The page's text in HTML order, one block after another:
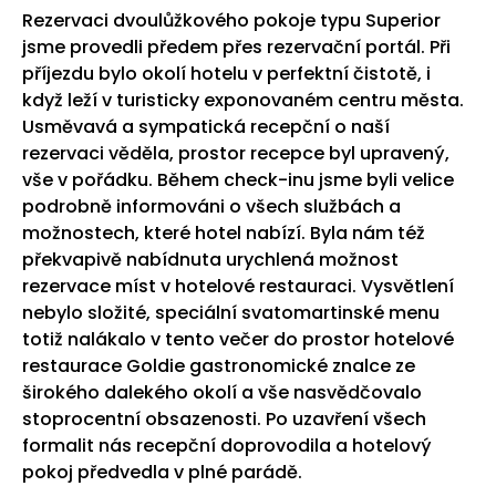
Rezervaci dvoulůžkového pokoje typu Superior
jsme provedli předem přes rezervační portál. Při
příjezdu bylo okolí hotelu v perfektní čistotě, i
když leží v turisticky exponovaném centru města.
Usměvavá a sympatická recepční o naší
rezervaci věděla, prostor recepce byl upravený,
vše v pořádku. Během check-inu jsme byli velice
podrobně informováni o všech službách a
možnostech, které hotel nabízí. Byla nám též
překvapivě nabídnuta urychlená možnost
rezervace míst v hotelové restauraci. Vysvětlení
nebylo složité, speciální svatomartinské menu
totiž nalákalo v tento večer do prostor hotelové
restaurace Goldie gastronomické znalce ze
širokého dalekého okolí a vše nasvědčovalo
stoprocentní obsazenosti. Po uzavření všech
formalit nás recepční doprovodila a hotelový
pokoj předvedla v plné parádě.